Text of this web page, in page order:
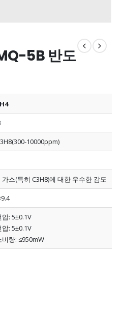
5B 반도
10000ppm)
가스(특히 C3H8)에 대한 우수한 감도
: 5±0.1V
: 5±0.1V
비량: ≤950mW